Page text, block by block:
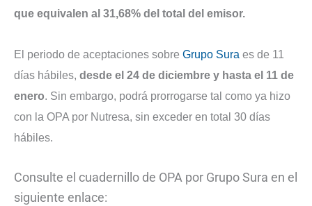
que equivalen al 31,68% del total del emisor.
El periodo de aceptaciones sobre Grupo Sura es de 11
días hábiles, desde el 24 de diciembre y hasta el 11 de
enero. Sin embargo, podrá prorrogarse tal como ya hizo
con la OPA por Nutresa, sin exceder en total 30 días
hábiles.
Consulte el cuadernillo de OPA por Grupo Sura en el
siguiente enlace: